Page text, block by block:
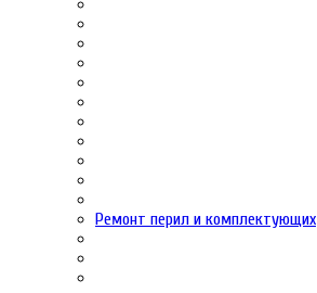
Ремонт перил и комплектующих